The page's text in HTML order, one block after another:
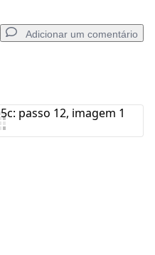
Adicionar um comentário